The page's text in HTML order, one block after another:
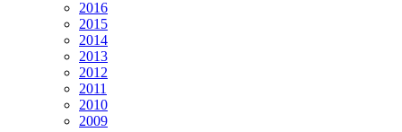
2016
2015
2014
2013
2012
2011
2010
2009